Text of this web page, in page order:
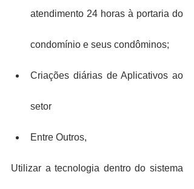
atendimento 24 horas à portaria do
condomínio e seus condôminos;
Criações diárias de Aplicativos ao
setor
Entre Outros,
Utilizar a tecnologia dentro do sistema